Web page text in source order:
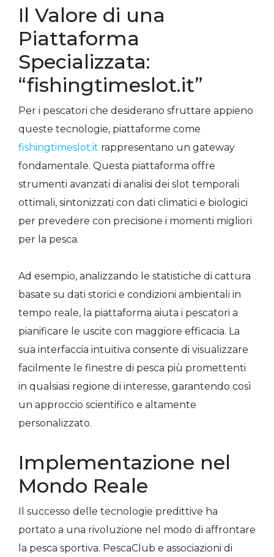
Il Valore di una
Piattaforma
Specializzata:
“fishingtimeslot.it”
Per i pescatori che desiderano sfruttare appieno
queste tecnologie, piattaforme come
fishingtimeslot.it rappresentano un gateway
fondamentale. Questa piattaforma offre
strumenti avanzati di analisi dei slot temporali
ottimali, sintonizzati con dati climatici e biologici
per prevedere con precisione i momenti migliori
per la pesca.
Ad esempio, analizzando le statistiche di cattura
basate su dati storici e condizioni ambientali in
tempo reale, la piattaforma aiuta i pescatori a
pianificare le uscite con maggiore efficacia. La
sua interfaccia intuitiva consente di visualizzare
facilmente le finestre di pesca più promettenti
in qualsiasi regione di interesse, garantendo così
un approccio scientifico e altamente
personalizzato.
Implementazione nel
Mondo Reale
Il successo delle tecnologie predittive ha
portato a una rivoluzione nel modo di affrontare
la pesca sportiva. PescaClub e associazioni di